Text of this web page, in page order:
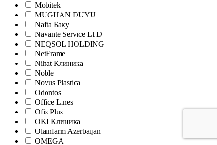
Mobitek
MUGHAN DUYU
Nafta Баку
Navante Service LTD
NEQSOL HOLDING
NetFrame
Nihat Клиника
Noble
Novus Plastica
Odontos
Office Lines
Ofis Plus
OKI Клиника
Olainfarm Azerbaijan
OMEGA